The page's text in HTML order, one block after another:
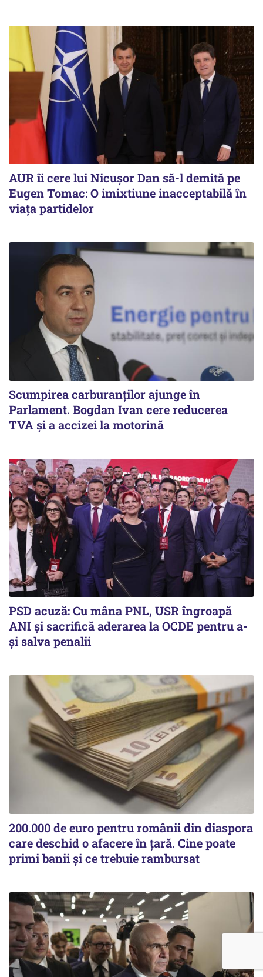
AUR îi cere lui Nicușor Dan să-l demită pe
Eugen Tomac: O imixtiune inacceptabilă în
viața partidelor
Scumpirea carburanților ajunge în
Parlament. Bogdan Ivan cere reducerea
TVA și a accizei la motorină
PSD acuză: Cu mâna PNL, USR îngroapă
ANI și sacrifică aderarea la OCDE pentru a-
și salva penalii
200.000 de euro pentru românii din diaspora
care deschid o afacere în țară. Cine poate
primi banii și ce trebuie rambursat